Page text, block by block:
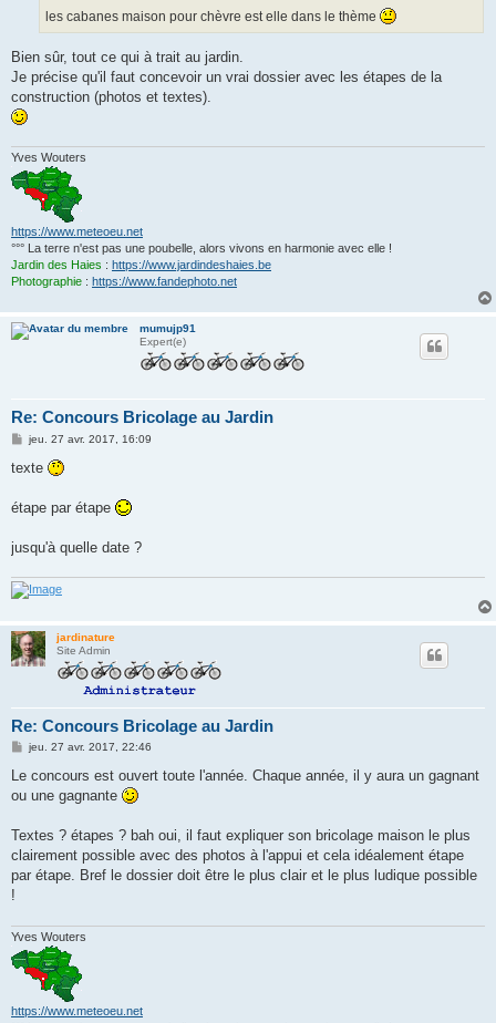
les cabanes maison pour chèvre est elle dans le thème
Bien sûr, tout ce qui à trait au jardin.
Je précise qu'il faut concevoir un vrai dossier avec les étapes de la
construction (photos et textes).
Yves Wouters
https://www.meteoeu.net
°°° La terre n'est pas une poubelle, alors vivons en harmonie avec elle !
Jardin des Haies : https://www.jardindeshaies.be
Photographie : https://www.fandephoto.net
mumujp91
Expert(e)
Re: Concours Bricolage au Jardin
M
s
g
jeu. 27 avr. 2017, 16:09
texte
étape par étape
jusqu'à quelle date ?
jardinature
Site Admin
Re: Concours Bricolage au Jardin
M
s
a
jeu. 27 avr. 2017, 22:46
Le concours est ouvert toute l'année. Chaque année, il y aura un gagnant
ou une gagnante
Textes ? étapes ? bah oui, il faut expliquer son bricolage maison le plus
clairement possible avec des photos à l'appui et cela idéalement étape
par étape. Bref le dossier doit être le plus clair et le plus ludique possible
!
Yves Wouters
https://www.meteoeu.net